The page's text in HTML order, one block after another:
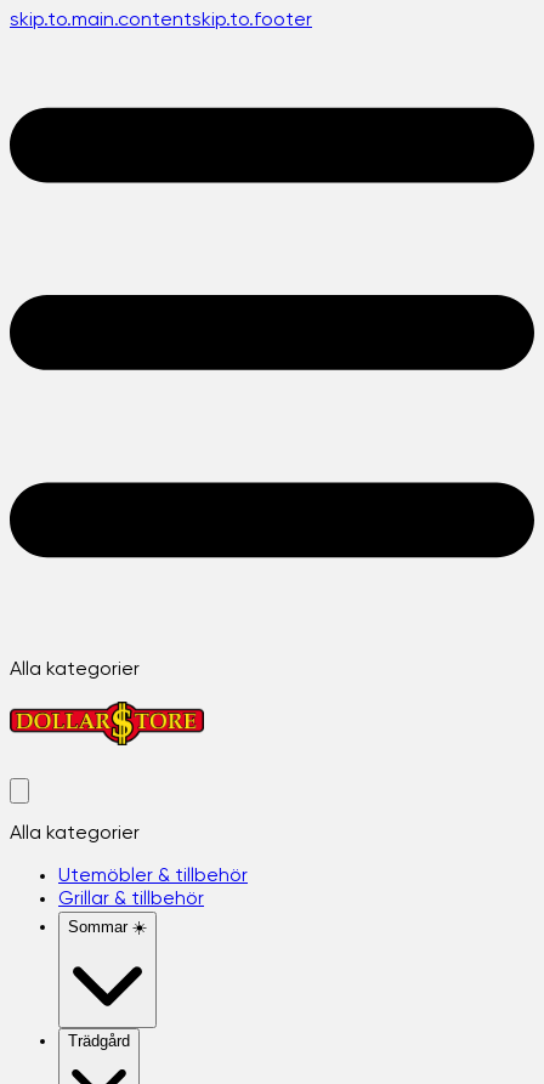
skip.to.main.contentskip.to.footer
Alla kategorier
Alla kategorier
Utemöbler & tillbehör
Grillar & tillbehör
Sommar ☀️
Trädgård